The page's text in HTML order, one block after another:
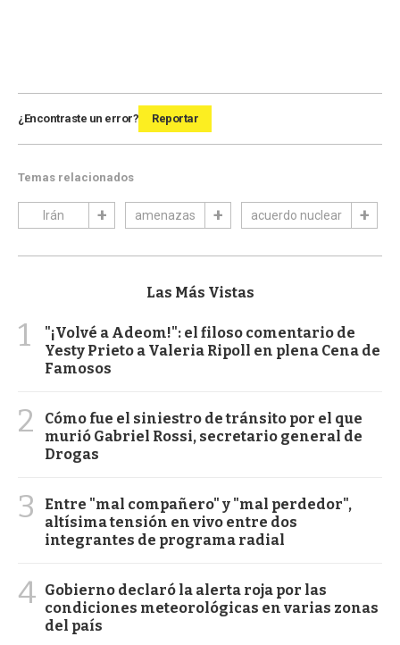
¿Encontraste un error? Reportar
Temas relacionados
Irán amenazas acuerdo nuclear
Las Más Vistas
1
"¡Volvé a Adeom!": el filoso comentario de
Yesty Prieto a Valeria Ripoll en plena Cena de
Famosos
2
Cómo fue el siniestro de tránsito por el que
murió Gabriel Rossi, secretario general de
Drogas
3
Entre "mal compañero" y "mal perdedor",
altísima tensión en vivo entre dos
integrantes de programa radial
4 Gobierno declaró la alerta roja por las
condiciones meteorológicas en varias zonas
del país